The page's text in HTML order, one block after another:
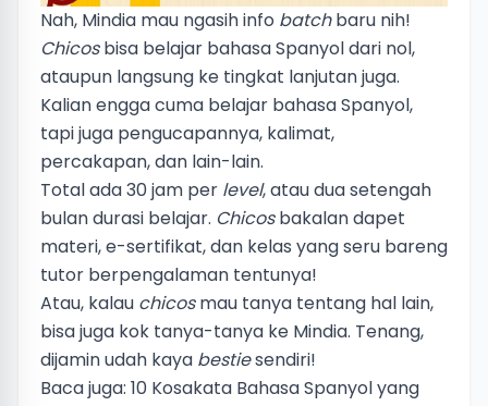
Nah, Mindia mau ngasih info batchbaru nih!
Chicosbisa belajar bahasa Spanyol dari nol,
ataupun langsung ke tingkat lanjutan juga.
Kalian engga cuma belajar bahasa Spanyol,
tapi juga pengucapannya, kalimat,
percakapan, dan lain-lain.
Total ada 30 jam per level, atau dua setengah
bulan durasi belajar. Chicosbakalan dapet
materi, e-sertifikat, dan kelas yang seru bareng
tutor berpengalaman tentunya!
Atau, kalau chicosmau tanya tentang hal lain,
bisa juga kok tanya-tanya ke Mindia. Tenang,
dijamin udah kaya bestiesendiri!
Baca juga: 10 Kosakata Bahasa Spanyol yang